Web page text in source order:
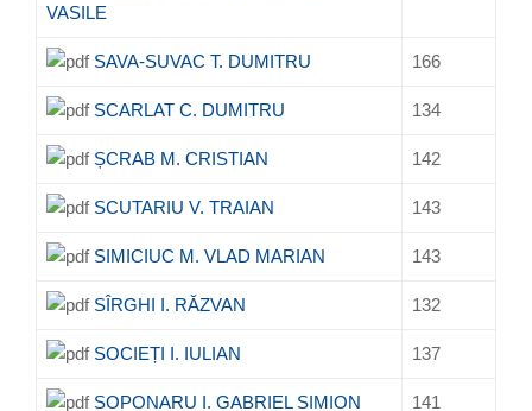
VASILE
SAVA-SUVAC T. DUMITRU 166
SCARLAT C. DUMITRU 134
ȘCRAB M. CRISTIAN 142
SCUTARIU V. TRAIAN 143
SIMICIUC M. VLAD MARIAN 143
SÎRGHI I. RĂZVAN 132
SOCIEȚI I. IULIAN 137
SOPONARU I. GABRIEL SIMION 141